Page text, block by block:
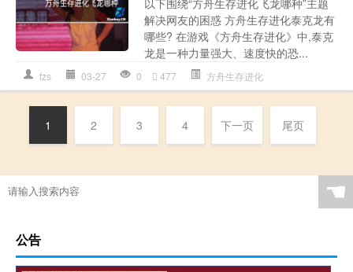
以下围绕“方舟生存进化飞龙哪种”主题
解决网友的困惑 方舟生存进化泰克龙有
哪些? 在游戏《方舟生存进化》中,泰克
龙是一种力量强大、速度快的恐...
fzs 03-27 0 477 方舟生存进化
1 2 3 4 下一页 尾页
☚
公告